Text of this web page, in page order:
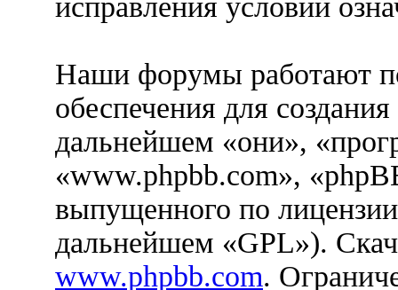
исправления условий
Наши форумы работают
обеспечения для
дальнейшем «они»,
«www.phpbb.com»,
выпущенного по
дальнейшем «GPL»).
www.phpbb.com.